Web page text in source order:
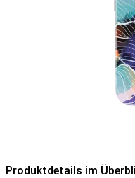
Produktdetails im